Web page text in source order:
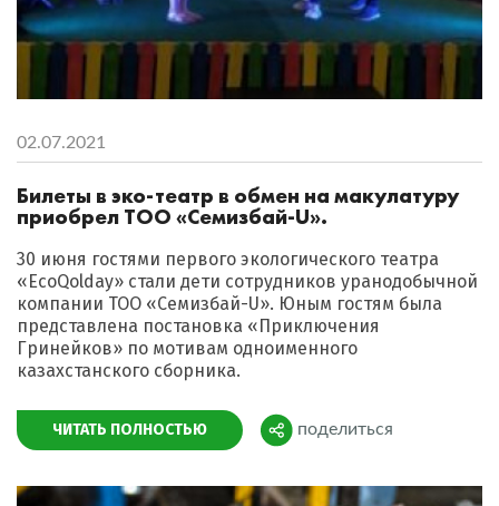
02.07.2021
Билеты в эко-театр в обмен на макулатуру
приобрел ТОО «Семизбай-U».
30 июня гостями первого экологического театра
«EcoQolday» стали дети сотрудников уранодобычной
компании ТОО «Семизбай-U». Юным гостям была
представлена постановка «Приключения
Гринейков» по мотивам одноименного
казахстанского сборника.
ЧИТАТЬ ПОЛНОСТЬЮ Поделиться
поделиться